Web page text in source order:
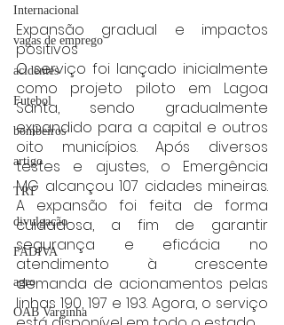
Internacional
vagas de emprego
acidentes
Futebol
bombeiros
artigo
TRT
divulgação
FADIVA
agro
OAB Varginha
Expansão gradual e impactos
positivos
O serviço foi lançado inicialmente
como projeto piloto em Lagoa
Santa, sendo gradualmente
expandido para a capital e outros
oito municípios. Após diversos
testes e ajustes, o Emergência
MG alcançou 107 cidades mineiras.
A expansão foi feita de forma
cuidadosa, a fim de garantir
segurança e eficácia no
atendimento à crescente
demanda de acionamentos pelas
linhas 190, 197 e 193. Agora, o serviço